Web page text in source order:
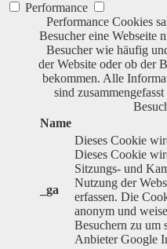
Performance
Performance Cookies
Besucher eine Webseite
Besucher wie häufig
der Website oder ob der
bekommen. Alle
sind
Name
_ga
Dieses Cookie
Dieses Cookie
Sitzungs- und
Nutzung der
erfassen. Die
anonym und
Besuchern zu um
Anbieter Google